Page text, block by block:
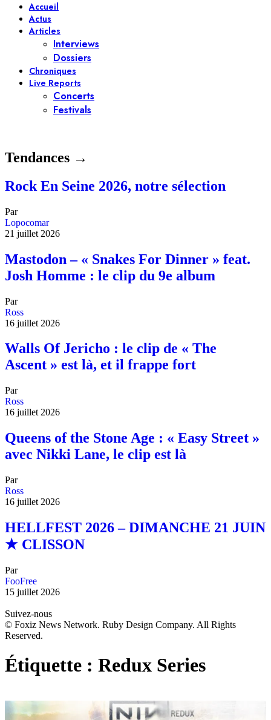
Accueil
Actus
Articles
Interviews
Dossiers
Chroniques
Live Reports
Concerts
Festivals
Tendances →
Rock En Seine 2026, notre sélection
Par
Lopocomar
21 juillet 2026
Mastodon – « Snakes For Dinner » feat.
Josh Homme : le clip du 9e album
Par
Ross
16 juillet 2026
Walls Of Jericho : le clip de « The
Ascent » est là, et il frappe fort
Par
Ross
16 juillet 2026
Queens of the Stone Age : « Easy Street »
avec Nikki Lane, le clip est là
Par
Ross
16 juillet 2026
HELLFEST 2026 – DIMANCHE 21 JUIN
★ CLISSON
Par
FooFree
15 juillet 2026
Suivez-nous
© Foxiz News Network. Ruby Design Company. All Rights
Reserved.
Étiquette : Redux Series